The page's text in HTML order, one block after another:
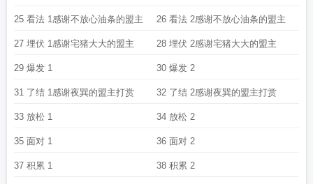
赏 赏
25 看法 1感谢不放心油条的盟主 26 看法 2感谢不放心油条的盟主
27 埋伏 1感谢宅猪大大的盟主 28 埋伏 2感谢宅猪大大的盟主
29 爆发 1 30 爆发 2
31 了结 1感谢夜巽的盟主打赏 32 了结 2感谢夜巽的盟主打赏
33 放松 1 34 放松 2
35 面对 1 36 面对 2
37 积累 1 38 积累 2